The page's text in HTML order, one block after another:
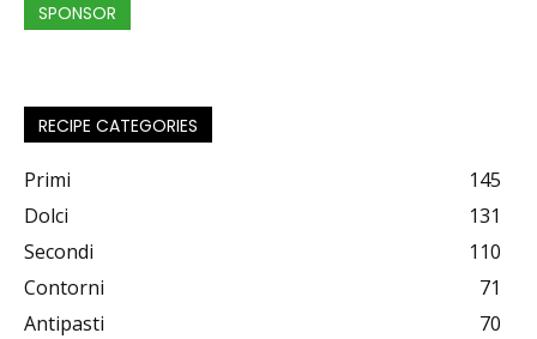
SPONSOR
RECIPE CATEGORIES
Primi
145
Dolci
131
Secondi
110
Contorni
71
Antipasti
70